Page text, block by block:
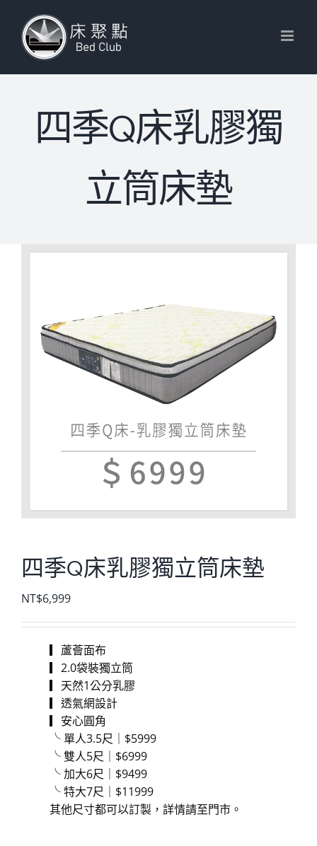
content
四季Q床乳膠獨
立筒床墊
四季Q床乳膠獨立筒床墊
NT$6,999
▎蘆薈面布
▎2.0袋裝獨立筒
▎天然1公分乳膠
▎透氣網設計
▎安心圓角
╰ 單人3.5尺｜$5999
╰ 雙人5尺｜$6999
╰ 加大6尺｜$9499
╰ 特大7尺｜$11999
其他尺寸都可以訂製，詳情請至門市。